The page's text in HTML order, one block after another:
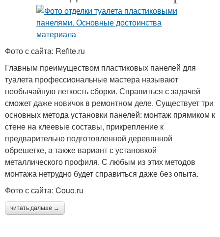
Фото с сайта: Refite.ru
Главным преимуществом пластиковых панелей для
туалета профессиональные мастера называют
необычайную легкость сборки. Справиться с задачей
сможет даже новичок в ремонтном деле. Существует три
основных метода установки панелей: монтаж прямиком к
стене на клеевые составы, прикрепление к
предварительно подготовленной деревянной
обрешетке, а также вариант с установкой
металлического профиля. С любым из этих методов
монтажа нетрудно будет справиться даже без опыта.
Фото с сайта: Couo.ru
читать дальше →